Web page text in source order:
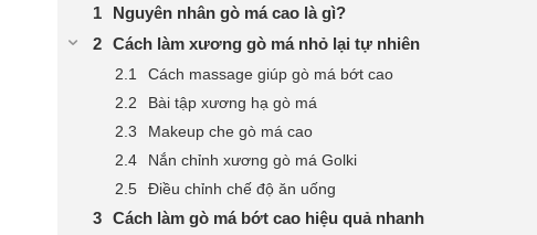
Nguyên nhân gò má cao là gì?
Cách làm xương gò má nhỏ lại tự nhiên
Cách massage giúp gò má bớt cao
Bài tập xương hạ gò má
Makeup che gò má cao
Nắn chỉnh xương gò má Golki
Điều chỉnh chế độ ăn uống
Cách làm gò má bớt cao hiệu quả nhanh